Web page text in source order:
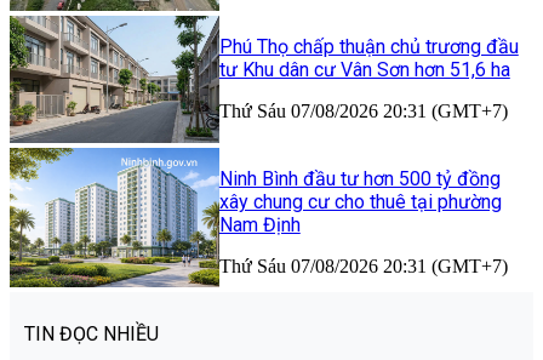
Phú Thọ chấp thuận chủ trương đầu
tư Khu dân cư Vân Sơn hơn 51,6 ha
Thứ Sáu 07/08/2026 20:31 (GMT+7)
Ninh Bình đầu tư hơn 500 tỷ đồng
xây chung cư cho thuê tại phường
Nam Định
Thứ Sáu 07/08/2026 20:31 (GMT+7)
TIN ĐỌC NHIỀU